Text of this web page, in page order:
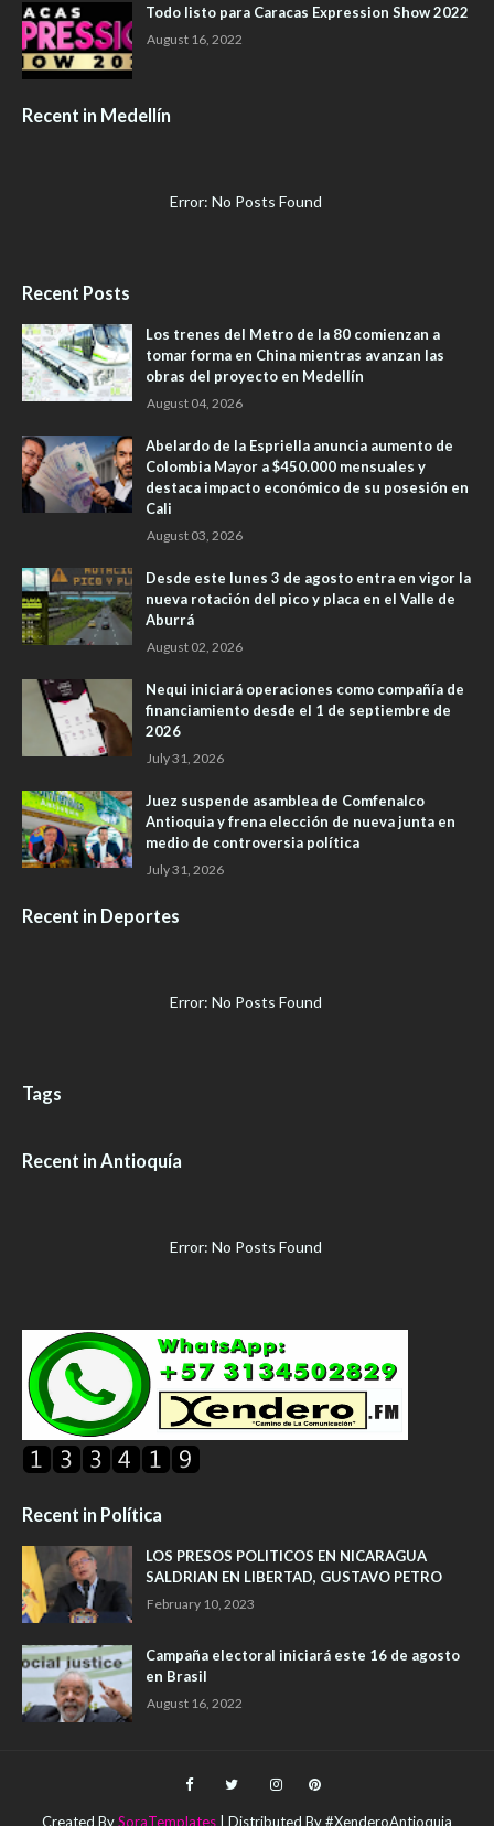
Todo listo para Caracas Expression Show 2022
August 16, 2022
Recent in Medellín
Error: No Posts Found
Recent Posts
Los trenes del Metro de la 80 comienzan a
tomar forma en China mientras avanzan las
obras del proyecto en Medellín
August 04, 2026
Abelardo de la Espriella anuncia aumento de
Colombia Mayor a $450.000 mensuales y
destaca impacto económico de su posesión en
Cali
August 03, 2026
Desde este lunes 3 de agosto entra en vigor la
nueva rotación del pico y placa en el Valle de
Aburrá
August 02, 2026
Nequi iniciará operaciones como compañía de
financiamiento desde el 1 de septiembre de
2026
July 31, 2026
Juez suspende asamblea de Comfenalco
Antioquia y frena elección de nueva junta en
medio de controversia política
July 31, 2026
Recent in Deportes
Error: No Posts Found
Tags
Recent in Antioquía
Error: No Posts Found
Recent in Política
LOS PRESOS POLITICOS EN NICARAGUA
SALDRIAN EN LIBERTAD, GUSTAVO PETRO
February 10, 2023
Campaña electoral iniciará este 16 de agosto
en Brasil
August 16, 2022
Created BySoraTemplates | Distributed By #XenderoAntioquia